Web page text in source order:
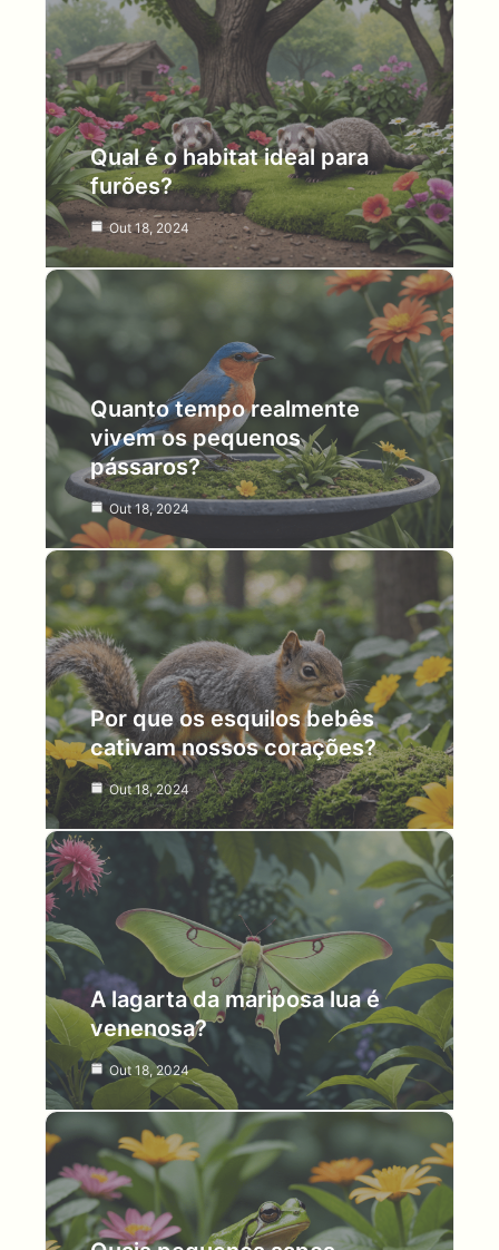
Qual é o habitat ideal para
furões?
Out 18, 2024
Quanto tempo realmente
vivem os pequenos
pássaros?
Out 18, 2024
Por que os esquilos bebês
cativam nossos corações?
Out 18, 2024
A lagarta da mariposa lua é
venenosa?
Out 18, 2024